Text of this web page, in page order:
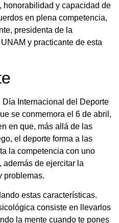
honorabilidad y capacidad de
en plena competencia,
presidenta de la
y practicante de esta
Internacional del Deporte
se conmemora el 6 de abril,
en que, más allá de las
el deporte forma a las
la competencia con uno
además de ejercitar la
problemas.
estas características.
consiste en llevarlos
la mente cuando te pones